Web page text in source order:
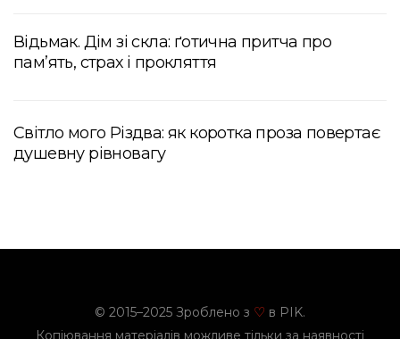
Відьмак. Дім зі скла: ґотична притча про
пам’ять, страх і прокляття
Світло мого Різдва: як коротка проза повертає
душевну рівновагу
© 2015–2025 Зроблено з ♡ в PIK.
Копіювання матеріалів можливе тільки за наявності